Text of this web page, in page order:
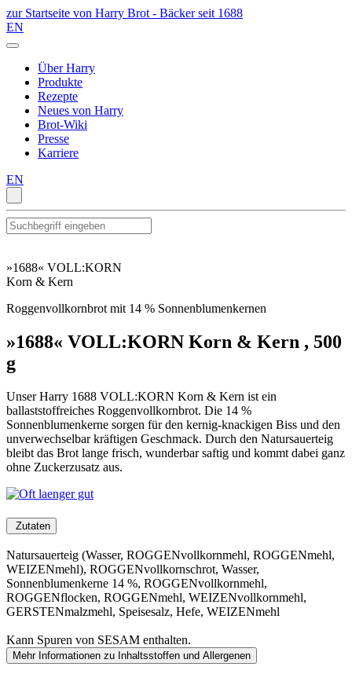
zur Startseite von Harry Brot - Bäcker seit 1688
EN
Über Harry
Produkte
Rezepte
Neues von Harry
Brot-Wiki
Presse
Karriere
EN
»1688« VOLL:KORN
Korn & Kern
Roggenvollkornbrot mit 14 % Sonnenblumenkernen
»1688« VOLL:KORN Korn & Kern , 500
g
Unser Harry 1688 VOLL:KORN Korn & Kern ist ein
ballaststoffreiches Roggenvollkornbrot. Die 14 %
Sonnenblumenkerne sorgen für den kernig-knackigen Biss und den
unverwechselbar kräftigen Geschmack. Durch den Natursauerteig
bleibt das Brot lange frisch, wunderbar saftig und kommt dabei ganz
ohne Zuckerzusatz aus.
Zutaten
Natursauerteig (Wasser, ROGGENvollkornmehl, ROGGENmehl,
WEIZENmehl), ROGGENvollkornschrot, Wasser,
Sonnenblumenkerne 14 %, ROGGENvollkornmehl,
ROGGENflocken, ROGGENmehl, WEIZENvollkornmehl,
GERSTENmalzmehl, Speisesalz, Hefe, WEIZENmehl
Kann Spuren von SESAM enthalten.
Mehr Informationen zu Inhaltsstoffen und Allergenen